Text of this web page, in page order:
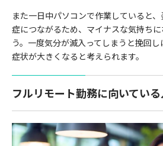
また一日中パソコンで作業していると
症につながるため、マイナスな気持ち
う。一度気分が滅入ってしまうと挽回
症状が大きくなると考えられます。
フルリモート勤務に向いてい